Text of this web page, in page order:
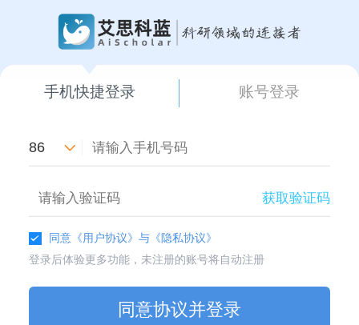
手机快捷登录 账号登录
86
获取验证码
同意 《用户协议》与 《隐私协议》
登录后体验更多功能，未注册的账号将自动注册
同意协议并登录